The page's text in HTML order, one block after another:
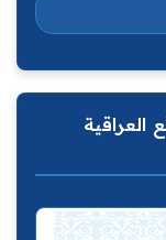
العراقية